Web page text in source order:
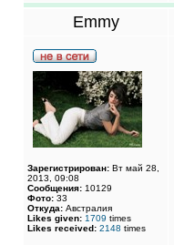
Emmy
Зарегистрирован: Вт май 28,
2013, 09:08
Сообщения: 10129
Фото: 33
Откуда: Австралия
Likes given: 1709 times
Likes received: 2148 times